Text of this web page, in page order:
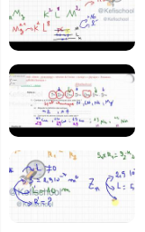
16:55
11:40